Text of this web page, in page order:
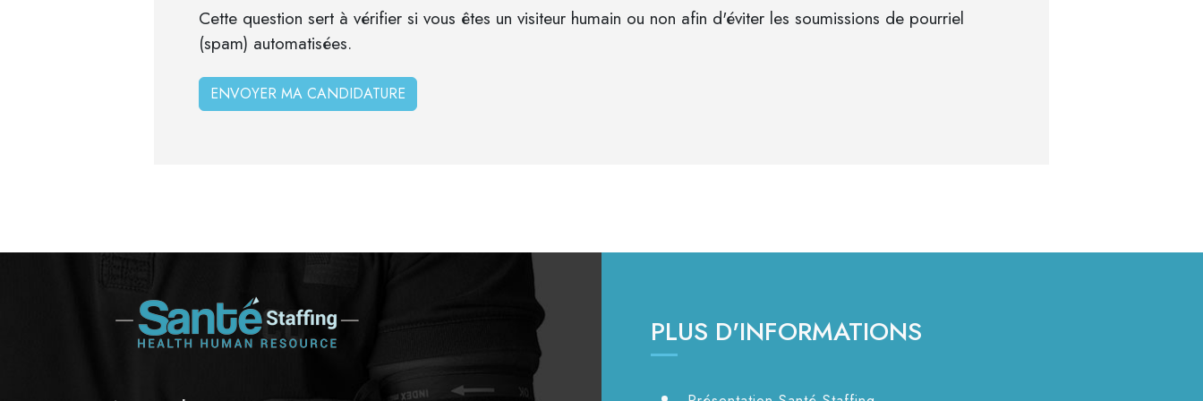
Cette question sert à vérifier si vous êtes un visiteur humain ou non afin d'éviter les soumissions de pourriel
(spam) automatisées.
PLUS D'INFORMATIONS